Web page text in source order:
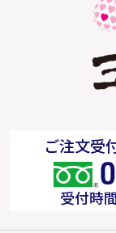
ご注文受
受付時